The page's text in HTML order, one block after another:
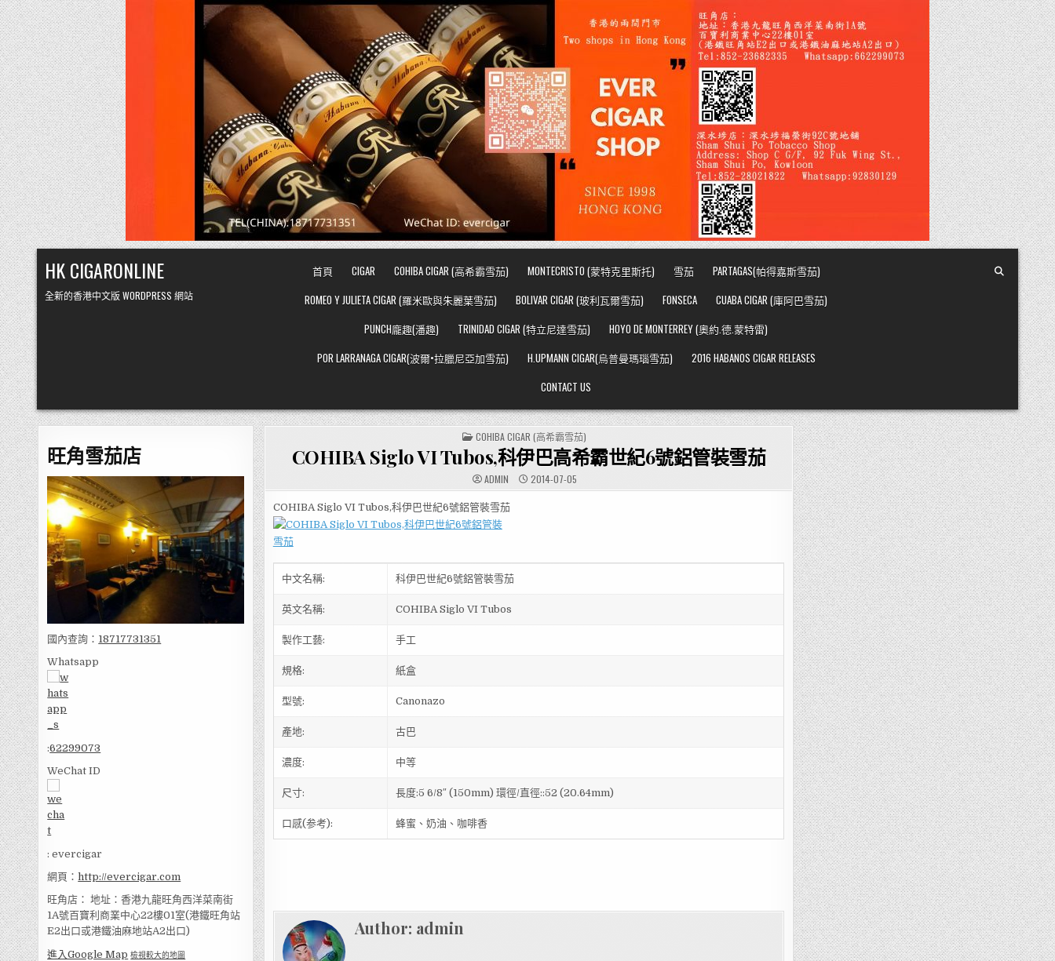
Skip
to
content
HK CIGARONLINE
全新的香港中文版 WORDPRESS 網站
首頁 CIGAR COHIBA CIGAR (高希霸雪茄) MONTECRISTO (蒙特克里斯托) 雪茄
PARTAGAS(帕得嘉斯雪茄)
ROMEO Y JULIETA CIGAR (羅米歐與朱麗葉雪茄)
BOLIVAR CIGAR (玻利瓦爾雪茄) FONSECA
CUABA CIGAR (庫阿巴雪茄)
PUNCH龐趣(潘趣)
TRINIDAD CIGAR (特立尼達雪茄)
HOYO DE MONTERREY (奧約.德.蒙特雷)
POR LARRANAGA CIGAR(波爾•拉臘尼亞加雪茄)
H.UPMANN CIGAR(烏普曼瑪瑙雪茄)
2016 HABANOS CIGAR RELEASES
CONTACT US
旺角雪茄店
國內查詢： 18717731351
Whatsapp
:62299073
WeChat ID
: evercigar
網頁：http://evercigar.com
旺角店： 地址：香港九龍旺角西洋菜南街
1A號百寶利商業中心22樓01室(港鐵旺角站
E2出口或港鐵油麻地站A2出口)
進入Google Map 檢視較大的地圖
POSTED
IN
COHIBA CIGAR (高希霸雪茄)
COHIBA Siglo VI Tubos,科伊巴高希霸世紀6號鋁管裝雪茄
ADMIN 2014-07-05
COHIBA Siglo VI Tubos,科伊巴世紀6號鋁管裝雪茄
中文名稱: 科伊巴世紀6號鋁管裝雪茄
英文名稱: COHIBA Siglo VI Tubos
製作工藝: 手工
規格: 紙盒
型號: Canonazo
產地: 古巴
濃度: 中等
尺寸: 長度:5 6/8″ (150mm) 環徑/直徑::52 (20.64mm)
口感(参考): 蜂蜜、奶油、咖啡香
Author: admin